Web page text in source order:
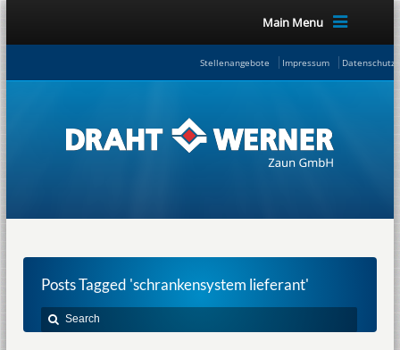
Main Menu
Stellenangebote Impressum
Posts Tagged 'schrankensystem lieferant'